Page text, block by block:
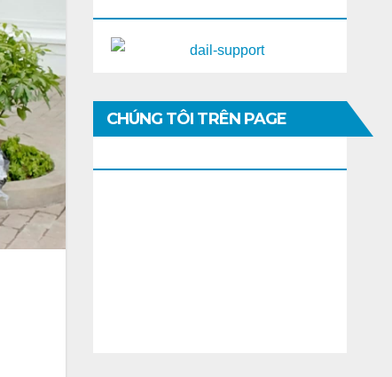
CHÚNG TÔI TRÊN PAGE